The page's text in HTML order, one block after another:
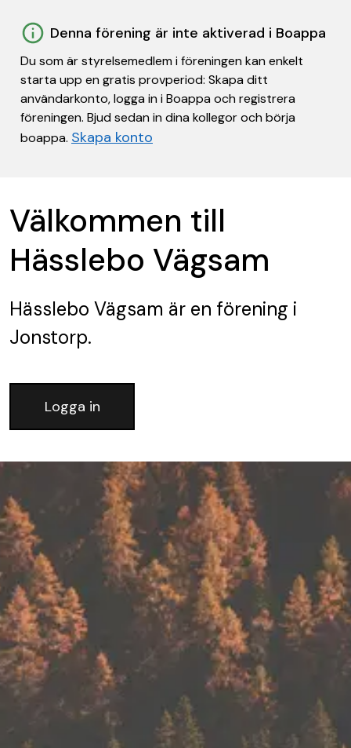
Denna förening är inte aktiverad i Boappa
Du som är styrelsemedlem i föreningen kan enkelt
starta upp en gratis provperiod: Skapa ditt
användarkonto, logga in i Boappa och registrera
föreningen. Bjud sedan in dina kollegor och börja
boappa. Skapa konto
Välkommen till
Hässlebo Vägsam
Hässlebo Vägsam är en förening i
Jonstorp.
Logga in